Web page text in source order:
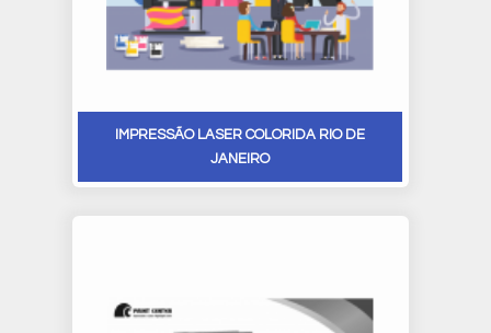
IMPRESSÃO LASER COLORIDA RIO DE
JANEIRO